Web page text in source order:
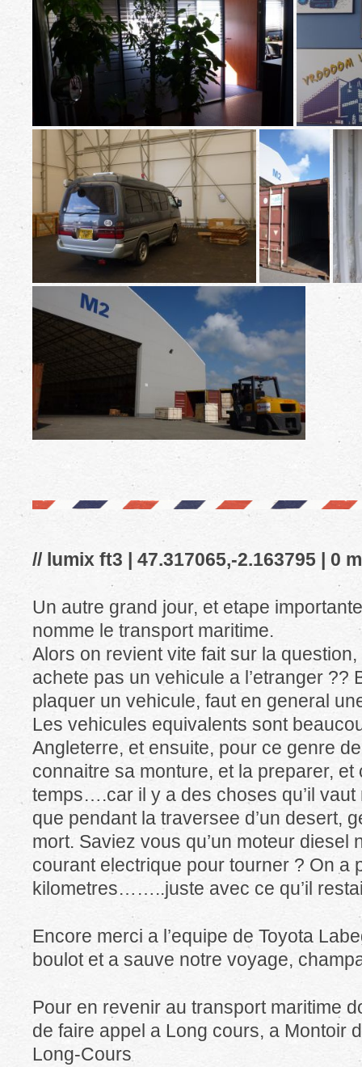
// lumix ft3 | 47.317065,-2.163795 | 0 m
Un autre grand jour, et etape
nomme le transport maritime.
Alors on revient vite fait sur la question,
achete pas un vehicule a l’etranger ??
plaquer un vehicule, faut en general
Les vehicules equivalents sont
Angleterre, et ensuite, pour ce genre
connaitre sa monture, et la preparer, et
temps….car il y a des choses qu’il
que pendant la traversee d’un desert,
mort. Saviez vous qu’un moteur diesel
courant electrique pour tourner ? On a
kilometres……..juste avec ce qu’il
Encore merci a l’equipe de Toyota
boulot et a sauve notre voyage,
Pour en revenir au transport maritime
de faire appel a Long cours, a Montoir
Long-Cours